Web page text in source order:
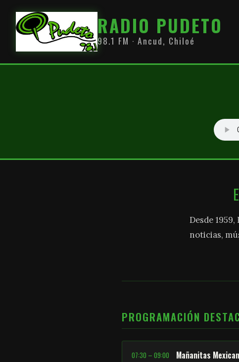
RADIO PUDETO
98.1 FM · Ancud, Chiloé
Desde
noticias,
PROGRAMACIÓN
07:30 – 09:00 Mañanitas